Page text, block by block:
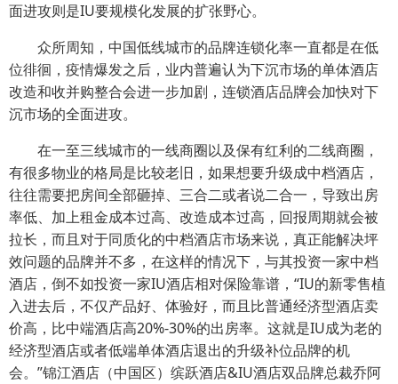
面进攻则是IU要规模化发展的扩张野心。
众所周知，中国低线城市的品牌连锁化率一直都是在低
位徘徊，疫情爆发之后，业内普遍认为下沉市场的单体酒店
改造和收并购整合会进一步加剧，连锁酒店品牌会加快对下
沉市场的全面进攻。
在一至三线城市的一线商圈以及保有红利的二线商圈，
有很多物业的格局是比较老旧，如果想要升级成中档酒店，
往往需要把房间全部砸掉、三合二或者说二合一，导致出房
率低、加上租金成本过高、改造成本过高，回报周期就会被
拉长，而且对于同质化的中档酒店市场来说，真正能解决坪
效问题的品牌并不多，在这样的情况下，与其投资一家中档
酒店，倒不如投资一家IU酒店相对保险靠谱，“IU的新零售植
入进去后，不仅产品好、体验好，而且比普通经济型酒店卖
价高，比中端酒店高20%-30%的出房率。这就是IU成为老的
经济型酒店或者低端单体酒店退出的升级补位品牌的机
会。”锦江酒店（中国区）缤跃酒店&IU酒店双品牌总裁乔阿